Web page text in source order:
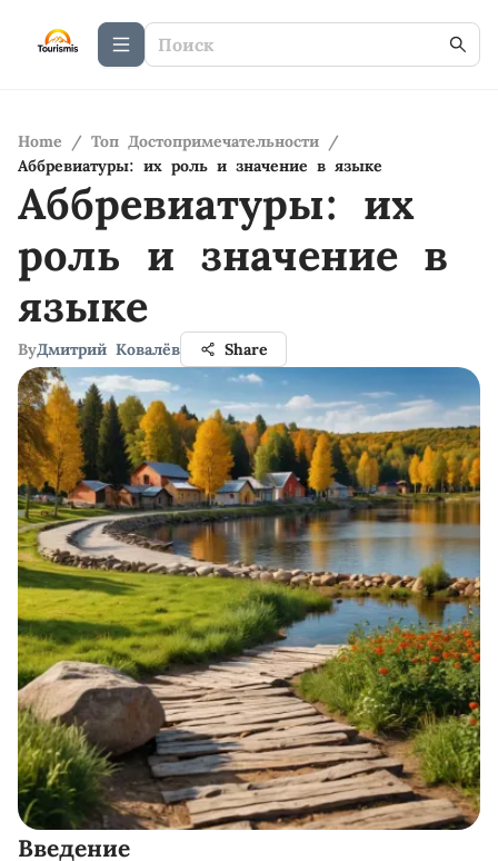
Home / Топ Достопримечательности /
Аббревиатуры: их роль и значение в языке
Аббревиатуры: их
роль и значение в
языке
ByДмитрий Ковалёв Share
Введение